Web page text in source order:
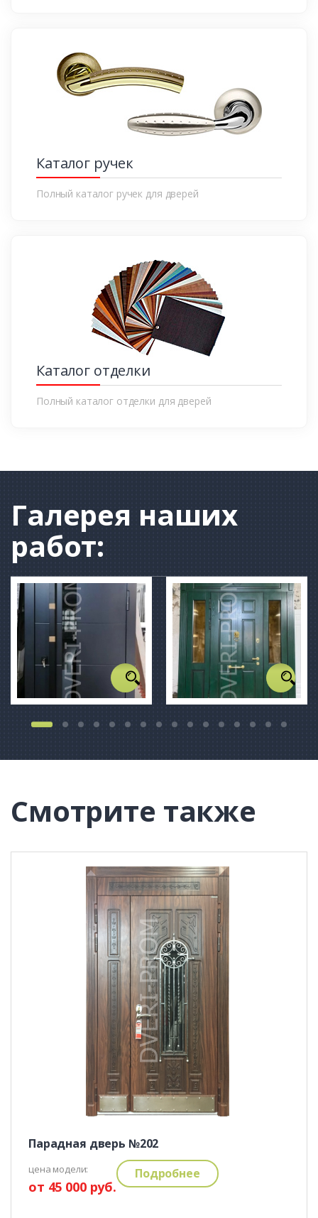
Каталог ручек
Полный каталог ручек для дверей
Каталог отделки
Полный каталог отделки для дверей
Галерея наших
работ:
Смотрите также
Парадная дверь №202
цена модели:
от 45 000 руб.
Подробнее